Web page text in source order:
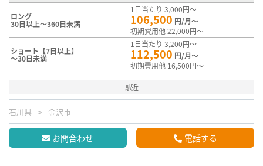
ロング
30日以上～360日未満
1日当たり 3,000円～
106,500 円/月～
初期費用他 22,000円～
ショート【7日以上】
～30日未満
1日当たり 3,200円～
112,500 円/月～
初期費用他 16,500円～
駅近
石川県 金沢市
お問合わせ 電話する